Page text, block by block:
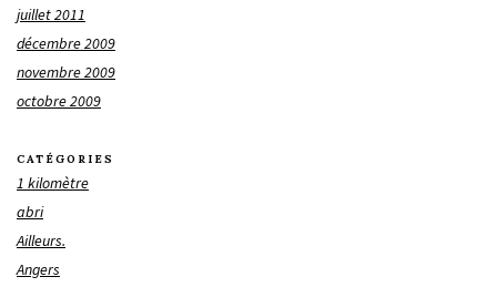
juillet 2011
décembre 2009
novembre 2009
octobre 2009
CATÉGORIES
1 kilomètre
abri
Ailleurs.
Angers